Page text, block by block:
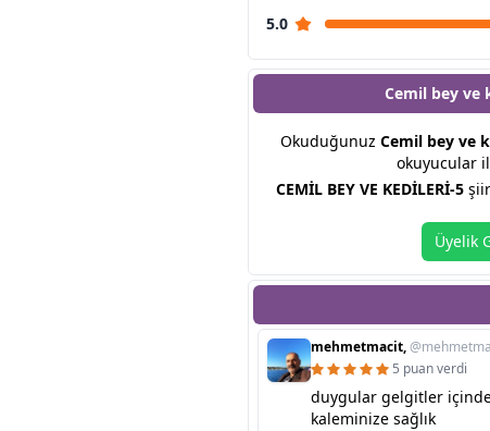
5.0
Cemil bey ve
Okuduğunuz Cemil bey ve
okuyucular
CEMİL BEY VE KEDİLERİ-5
Üyelik
mehmetmacit,
5 puan verdi
duygular gelgitler içinde
kaleminize sağlık